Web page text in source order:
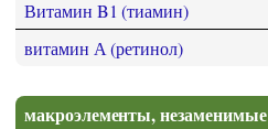
Витамин B1 (тиамин)
витамин А (ретинол)
макроэлементы, незаменимые